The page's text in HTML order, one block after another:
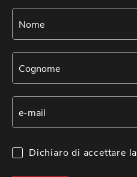
Dichiaro di accettare la